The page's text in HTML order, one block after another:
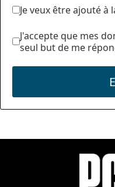
Je veux être ajouté à
J'accepte que mes
seul but de me